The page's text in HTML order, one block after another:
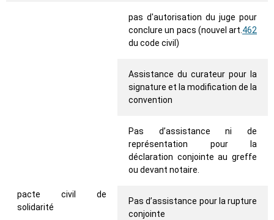
pacte civil de
solidarité
pas d'autorisation du juge pour
conclure un pacs (nouvel art.462
du code civil)
Assistance du curateur pour la
signature et la modification de la
convention
Pas d’assistance ni de
représentation pour la
déclaration conjointe au greffe
ou devant notaire.
Pas d’assistance pour la rupture
conjointe